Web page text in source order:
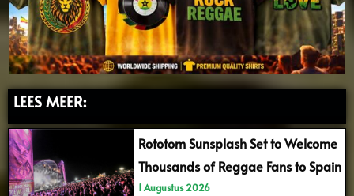
LEES MEER:
Rototom Sunsplash Set to Welcome
Thousands of Reggae Fans to Spain
1 Augustus 2026